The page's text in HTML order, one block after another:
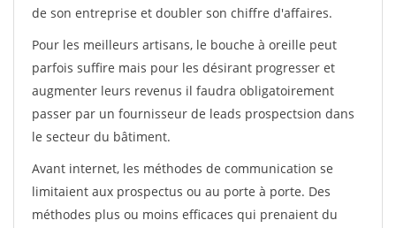
de son entreprise et doubler son chiffre d'affaires.
Pour les meilleurs artisans, le bouche à oreille peut
parfois suffire mais pour les désirant progresser et
augmenter leurs revenus il faudra obligatoirement
passer par un fournisseur de leads prospectsion dans
le secteur du bâtiment.
Avant internet, les méthodes de communication se
limitaient aux prospectus ou au porte à porte. Des
méthodes plus ou moins efficaces qui prenaient du